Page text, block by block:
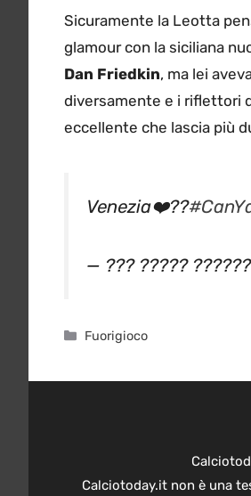
Sicuramente la Leotta
glamour con la siciliana
Dan Friedkin, ma lei
diversamente e i riflettori
eccellente che lascia più
Venezia❤️??
— ??? ?????
Fuorigioco
Calciotoday.it non è una